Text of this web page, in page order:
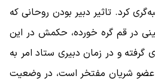
کرد. تاثیر دبیر بودن روحانی که
در قم گره خورده، حکمش در این
گرفته و در زمان دبیری ستاد امر به
شریان مفتخر است، در وضعیت